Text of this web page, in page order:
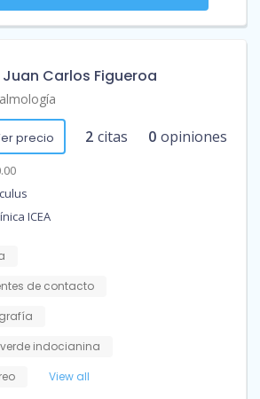
Juan Carlos Figueroa
precio 2 citas 0 opiniones
ICEA
de contacto
indocianina
View all